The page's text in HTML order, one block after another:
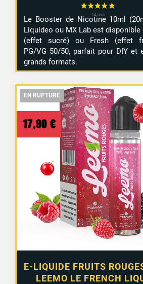
Le Booster de Nicotine 10ml
Liquideo ou MX Lab est disponible
(effet sucré) ou Fresh (effet
PG/VG 50/50, parfait pour DIY et
grands formats.
EN RUPTURE
EN RUPTURE
E-LIQUIDE FRUITS
LEEMO LE FRENCH
17,90 €
EN RUPTURE